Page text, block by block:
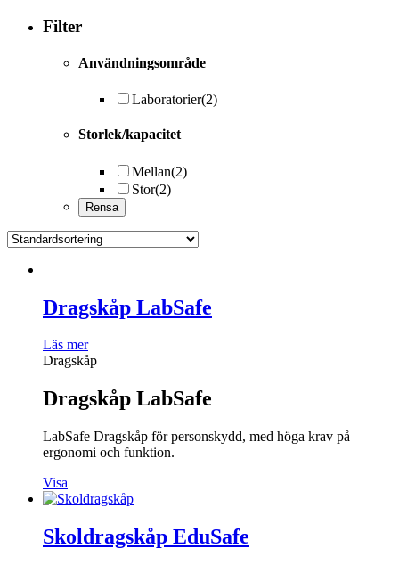
Filter
Användningsområde
Laboratorier(2)
Storlek/kapacitet
Mellan(2)
Stor(2)
Dragskåp LabSafe
Läs mer
Dragskåp
Dragskåp LabSafe
LabSafe Dragskåp för personskydd, med höga krav på
ergonomi och funktion.
Visa
Skoldragskåp EduSafe